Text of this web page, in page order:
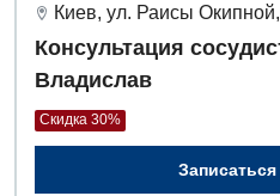
Маммология
Медицинская психология
Киев, ул. Раисы
Консультация
Владислав
Скидка 30%